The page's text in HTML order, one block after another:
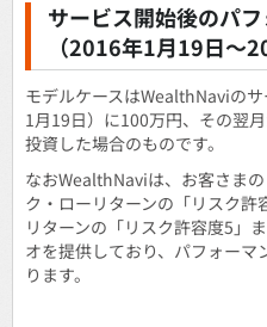
サービス開始後のパ
（2016年1月19日～
モデルケースはWealthNaviの
1月19日）に100万円、その翌
投資した場合のものです。
なおWealthNaviは、お客さま
ク・ローリターンの「リスク許
リターンの「リスク許容度5」
オを提供しており、パフォーマ
ります。